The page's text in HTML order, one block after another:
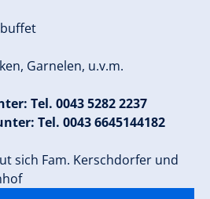
Garnelen, u.v.m.
Tel. 0043 5282 2237
Tel. 0043 6645144182
sich Fam. Kerschdorfer und